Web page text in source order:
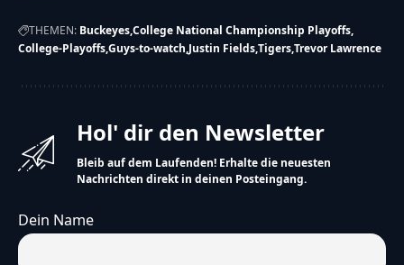
THEMEN: BuckeyesCollege National Championship Playoffs
College-PlayoffsGuys-to-watch Justin FieldsTigersTrevor Lawrence
Hol' dir den Newsletter
Bleib auf dem Laufenden! Erhalte die neuesten
Nachrichten direkt in deinen Posteingang.
Dein Name